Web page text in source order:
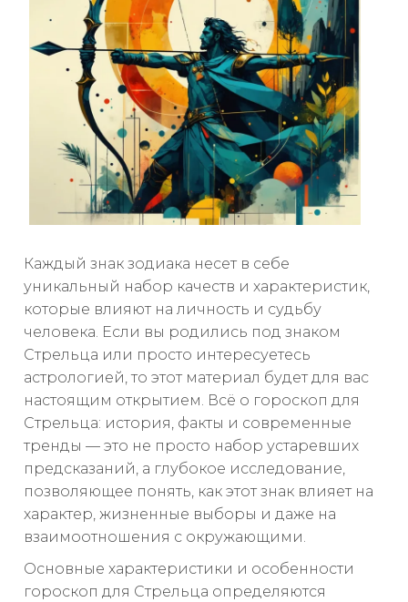
Каждый знак зодиака несет в себе
уникальный набор качеств и характеристик,
которые влияют на личность и судьбу
человека. Если вы родились под знаком
Стрельца или просто интересуетесь
астрологией, то этот материал будет для вас
настоящим открытием. Всё о гороскоп для
Стрельца: история, факты и современные
тренды — это не просто набор устаревших
предсказаний, а глубокое исследование,
позволяющее понять, как этот знак влияет на
характер, жизненные выборы и даже на
взаимоотношения с окружающими.
Основные характеристики и особенности
гороскоп для Стрельца определяются